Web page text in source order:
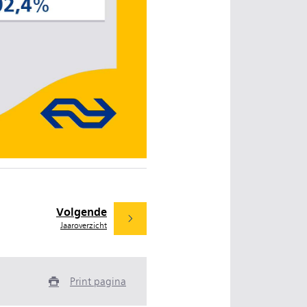
Volgende
Jaaroverzicht
Print pagina